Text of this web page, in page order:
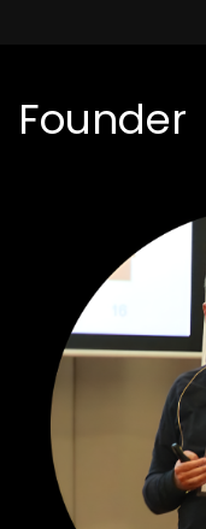
Founder